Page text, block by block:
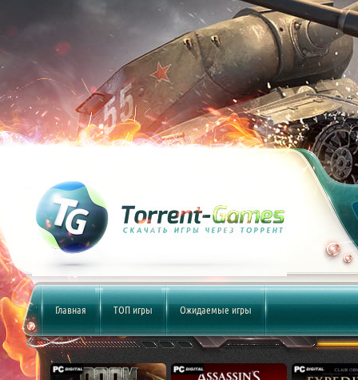
Главная ТОП игры Ожидаемые игры